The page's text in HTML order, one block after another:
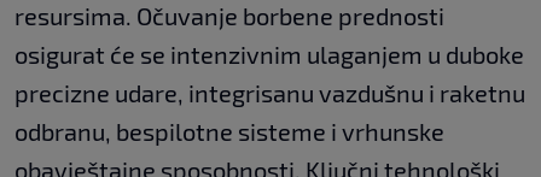
resursima. Očuvanje borbene prednosti
osigurat će se intenzivnim ulaganjem u duboke
precizne udare, integrisanu vazdušnu i raketnu
odbranu, bespilotne sisteme i vrhunske
obavještajne sposobnosti. Ključni tehnološki